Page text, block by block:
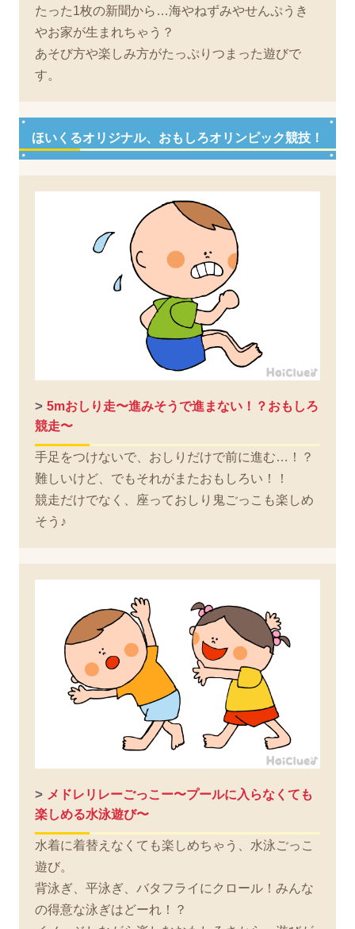
たった1枚の新聞から…海やねずみやせんぷうき
やお家が生まれちゃう？
あそび方や楽しみ方がたっぷりつまった遊びで
す。
ほいくるオリジナル、おもしろオリンピック競技！
> 5mおしり走〜進みそうで進まない！？おもしろ
競走〜
手足をつけないで、おしりだけで前に進む…！？
難しいけど、でもそれがまたおもしろい！！
競走だけでなく、座っておしり鬼ごっこも楽しめ
そう♪
> メドレリレーごっこー〜プールに入らなくても
楽しめる水泳遊び〜
水着に着替えなくても楽しめちゃう、水泳ごっこ
遊び。
背泳ぎ、平泳ぎ、バタフライにクロール！みんな
の得意な泳ぎはどーれ！？